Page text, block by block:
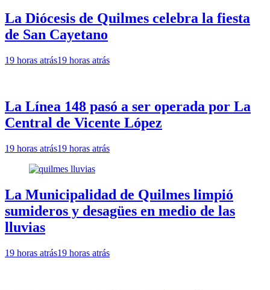
La Diócesis de Quilmes celebra la fiesta
de San Cayetano
19 horas atrás19 horas atrás
La Línea 148 pasó a ser operada por La
Central de Vicente López
19 horas atrás19 horas atrás
La Municipalidad de Quilmes limpió
sumideros y desagües en medio de las
lluvias
19 horas atrás19 horas atrás